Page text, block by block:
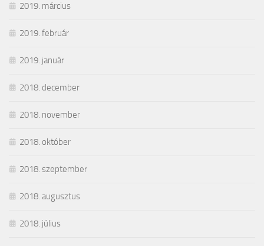
2019. március
2019. február
2019. január
2018. december
2018. november
2018. október
2018. szeptember
2018. augusztus
2018. július